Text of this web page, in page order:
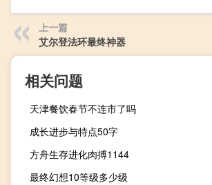
上一篇
艾尔登法环最终神器
相关问题
天津餐饮春节不连市了吗
成长进步与特点50字
方舟生存进化肉搏1144
最终幻想10等级多少级